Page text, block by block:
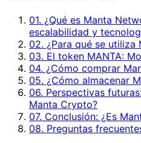
01. ¿Qué es Manta
escalabilidad y
02. ¿Para qué se utiliza
03. El token MANTA:
04. ¿Cómo comprar
05. ¿Cómo almacenar
06. Perspectivas
Manta Crypto?
07. Conclusión: ¿Es
08. Preguntas